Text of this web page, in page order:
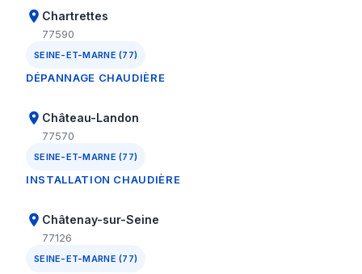
Chartrettes
77590
SEINE-ET-MARNE (77)
DÉPANNAGE CHAUDIÈRE
Château-Landon
77570
SEINE-ET-MARNE (77)
INSTALLATION CHAUDIÈRE
Châtenay-sur-Seine
77126
SEINE-ET-MARNE (77)